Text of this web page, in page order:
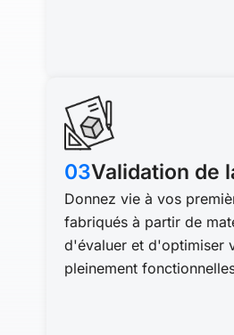
03Validation de
Donnez vie à vos
fabriqués à partir de
d'évaluer et d'optimiser
pleinement